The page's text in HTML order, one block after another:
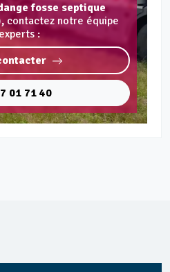
fosse septique
contactez notre équipe
:
01 71 40